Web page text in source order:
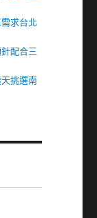
求台北
配合三
挑選南